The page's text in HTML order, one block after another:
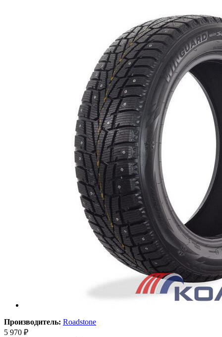
Производитель: Roadstone
5 970 ₽